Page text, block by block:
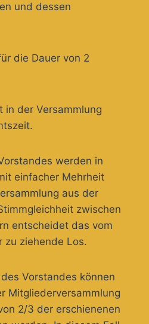
und dessen
die Dauer von 2
in der Versammlung
werden in
einfacher Mehrheit
aus der
zwischen
entscheidet das vom
zu ziehende Los.
Vorstandes können
Mitgliederversammlung
2/3 der erschienenen